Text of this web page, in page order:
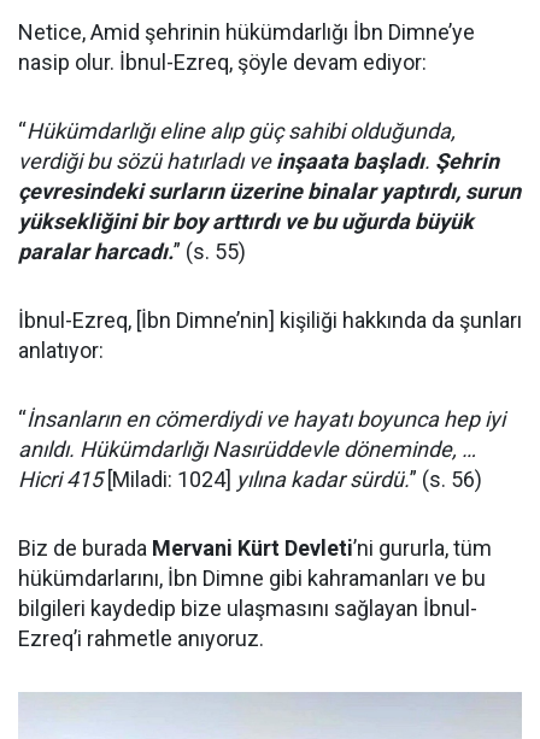
Netice, Amid şehrinin hükümdarlığı İbn Dimne’ye
nasip olur. İbnul-Ezreq, şöyle devam ediyor:
“Hükümdarlığı eline alıp güç sahibi olduğunda,
verdiği bu sözü hatırladı veinşaata başladı. Şehrin
çevresindeki surların üzerine binalar yaptırdı, surun
yüksekliğini bir boy arttırdı ve bu uğurda büyük
paralar harcadı.” (s. 55)
İbnul-Ezreq, [İbn Dimne’nin] kişiliği hakkında da şunları
anlatıyor:
“İnsanların en cömerdiydi ve hayatı boyunca hep iyi
anıldı. Hükümdarlığı Nasırüddevle döneminde, …
Hicri 415[Miladi: 1024] yılına kadar sürdü.” (s. 56)
Biz de burada Mervani Kürt Devleti’ni gururla, tüm
hükümdarlarını, İbn Dimne gibi kahramanları ve bu
bilgileri kaydedip bize ulaşmasını sağlayan İbnul-
Ezreq’i rahmetle anıyoruz.